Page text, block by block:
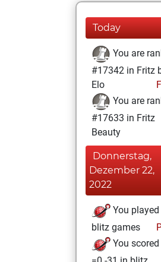
Today
You are
#17342 in Fritz
Elo
You are
#17633 in Fritz
Beauty
Donnerstag,
Dezember 22,
2022
You
blitz games
You